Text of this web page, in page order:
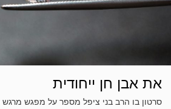
את אבן חן ייחודית
סרטון בו הרב בני ציפל מספר על מפגש